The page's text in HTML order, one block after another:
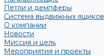
Петли и демпферы
Система выдвижных ящиков
О компании
Новости
Миссия и цель
Мероприятия и проекты